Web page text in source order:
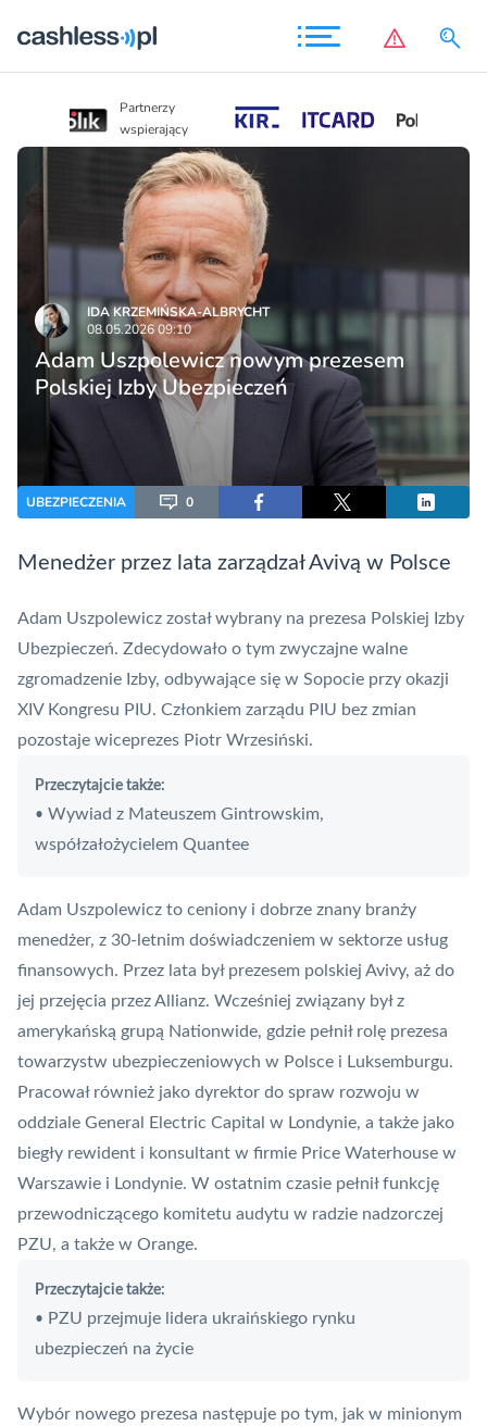
Partnerzy
wspierający
IDA KRZEMIŃSKA-ALBRYCHT
08.05.2026 09:10
Adam Uszpolewicz nowym prezesem
Polskiej Izby Ubezpieczeń
UBEZPIECZENIA 0
Menedżer przez lata zarządzał Avivą w Polsce
Adam Uszpolewicz został wybrany na prezesa Polskiej Izby
Ubezpieczeń. Zdecydowało o tym zwyczajne walne
zgromadzenie Izby, odbywające się w Sopocie przy okazji
XIV Kongresu PIU. Członkiem zarządu PIU bez zmian
pozostaje wiceprezes Piotr Wrzesiński.
Przeczytajcie także:
• Wywiad z Mateuszem Gintrowskim,
współzałożycielem Quantee
Adam Uszpolewicz to ceniony i dobrze znany branży
menedżer, z 30-letnim doświadczeniem w sektorze usług
finansowych. Przez lata był prezesem polskiej Avivy, aż do
jej przejęcia przez Allianz. Wcześniej związany był z
amerykańską grupą Nationwide, gdzie pełnił rolę prezesa
towarzystw ubezpieczeniowych w Polsce i Luksemburgu.
Pracował również jako dyrektor do spraw rozwoju w
oddziale General Electric Capital w Londynie, a także jako
biegły rewident i konsultant w firmie Price Waterhouse w
Warszawie i Londynie. W ostatnim czasie pełnił funkcję
przewodniczącego komitetu audytu w radzie nadzorczej
PZU, a także w Orange.
Przeczytajcie także:
• PZU przejmuje lidera ukraińskiego rynku
ubezpieczeń na życie
Wybór nowego prezesa następuje po tym, jak w minionym